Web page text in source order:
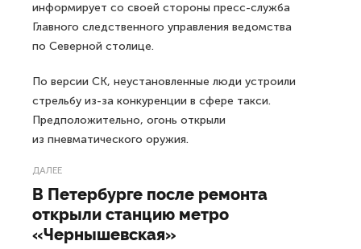
информирует со своей стороны пресс-служба
Главного следственного управления ведомства
по Северной столице.
По версии СК, неустановленные люди устроили
стрельбу из-за конкуренции в сфере такси.
Предположительно, огонь открыли
из пневматического оружия.
ДАЛЕЕ
В Петербурге после ремонта
открыли станцию метро
«Чернышевская»